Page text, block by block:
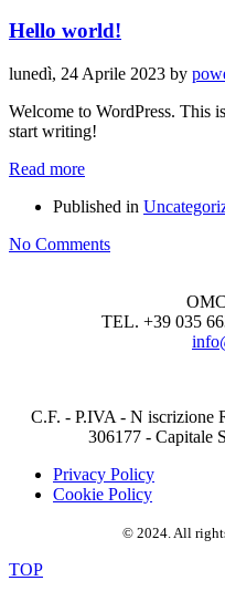
Hello world!
lunedì, 24 Aprile 2023 by
Welcome to WordPress. This
start writing!
Read more
Published in
No Comments
TEL. +39 035
C.F. - P.IVA - N iscrizione
306177 - Capitale
Privacy Policy
Cookie Policy
© 2024. All
TOP